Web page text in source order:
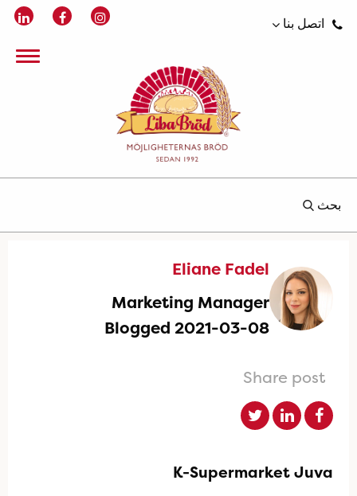
اتصل بنا
بحث
Eliane Fadel
Marketing Manager
Blogged 2021-03-08
Share post
K-Supermarket Juva